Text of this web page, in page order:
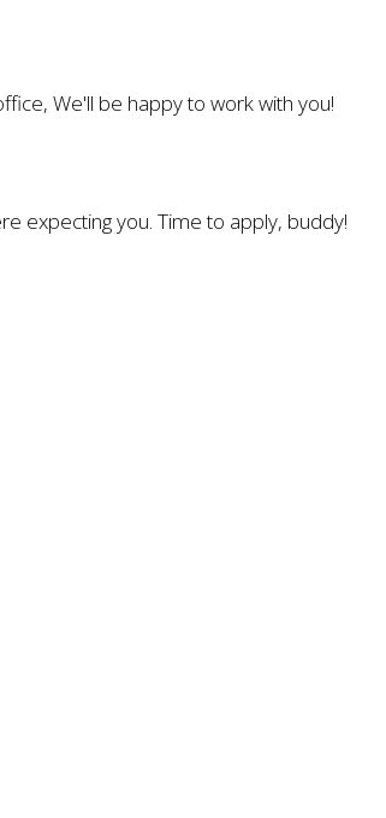
We'll be happy to work with you!
expecting you. Time to apply, buddy!